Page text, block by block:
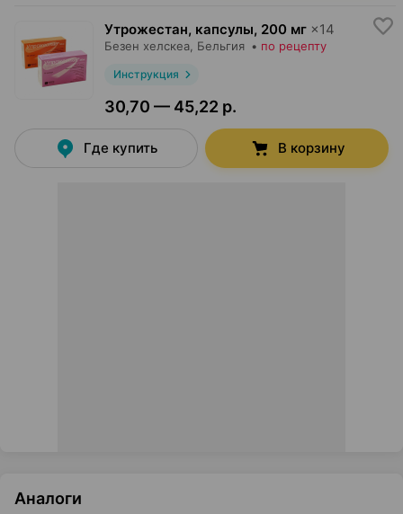
Утрожестан, капсулы, 200 мг ×14
Безен хелскеа , Бельгия • по рецепту
Инструкция
30,70 — 45,22 р.
Где купить В корзину
Аналоги